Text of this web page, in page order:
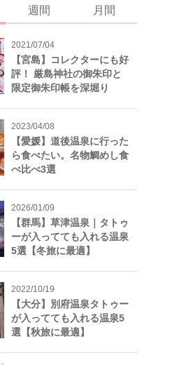
週間 月間
2021/07/04
【宮島】コレクターにも好
評！ 厳島神社の御朱印と
限定御朱印帳を深堀り
2023/04/08
【愛媛】道後温泉に行った
ら食べたい。名物鯛めし食
べ比べ3選
2026/01/09
【群馬】草津温泉｜タトゥ
ーが入ってても入れる温泉
5選【冬旅に最適】
2022/10/19
【大分】別府温泉タトゥー
が入ってても入れる温泉5
選【秋旅に最適】